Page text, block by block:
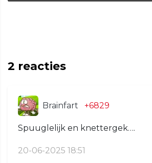
2 reacties
Brainfart +6829
Spuuglelijk en knettergek….
20-06-2025 18:51